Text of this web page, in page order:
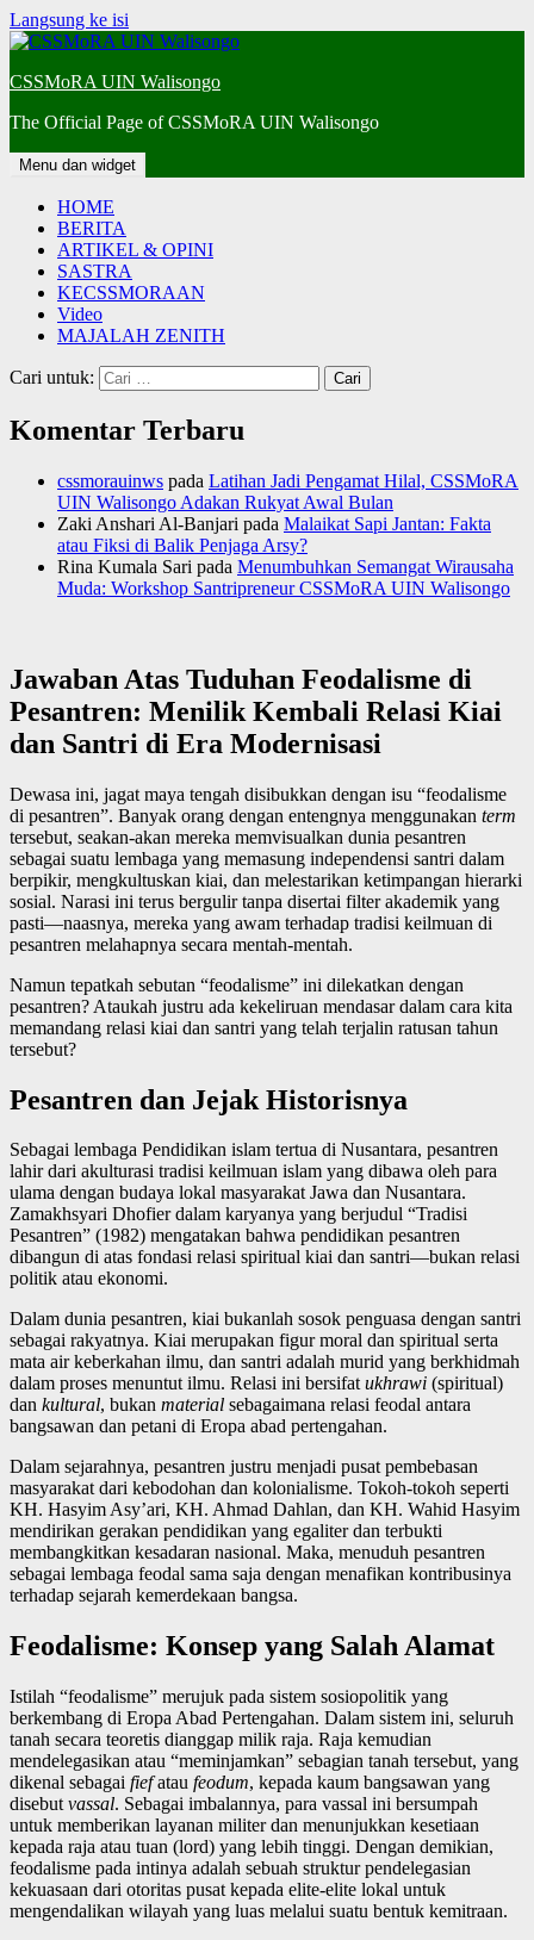
Langsung ke isi
CSSMoRA UIN Walisongo
The Official Page of CSSMoRA UIN Walisongo
Menu dan widget
HOME
BERITA
ARTIKEL & OPINI
SASTRA
KECSSMORAAN
Video
MAJALAH ZENITH
Cari untuk:
Komentar Terbaru
cssmorauinws pada Latihan Jadi Pengamat Hilal, CSSMoRA
UIN Walisongo Adakan Rukyat Awal Bulan
Zaki Anshari Al-Banjari pada Malaikat Sapi Jantan: Fakta
atau Fiksi di Balik Penjaga Arsy?
Rina Kumala Sari pada Menumbuhkan Semangat Wirausaha
Muda: Workshop Santripreneur CSSMoRA UIN Walisongo
Jawaban Atas Tuduhan Feodalisme di
Pesantren: Menilik Kembali Relasi Kiai
dan Santri di Era Modernisasi
Dewasa ini, jagat maya tengah disibukkan dengan isu “feodalisme
di pesantren”. Banyak orang dengan entengnya menggunakan term
tersebut, seakan-akan mereka memvisualkan dunia pesantren
sebagai suatu lembaga yang memasung independensi santri dalam
berpikir, mengkultuskan kiai, dan melestarikan ketimpangan hierarki
sosial. Narasi ini terus bergulir tanpa disertai filter akademik yang
pasti—naasnya, mereka yang awam terhadap tradisi keilmuan di
pesantren melahapnya secara mentah-mentah.
Namun tepatkah sebutan “feodalisme” ini dilekatkan dengan
pesantren? Ataukah justru ada kekeliruan mendasar dalam cara kita
memandang relasi kiai dan santri yang telah terjalin ratusan tahun
tersebut?
Pesantren dan Jejak Historisnya
Sebagai lembaga Pendidikan islam tertua di Nusantara, pesantren
lahir dari akulturasi tradisi keilmuan islam yang dibawa oleh para
ulama dengan budaya lokal masyarakat Jawa dan Nusantara.
Zamakhsyari Dhofier dalam karyanya yang berjudul “Tradisi
Pesantren” (1982) mengatakan bahwa pendidikan pesantren
dibangun di atas fondasi relasi spiritual kiai dan santri—bukan relasi
politik atau ekonomi.
Dalam dunia pesantren, kiai bukanlah sosok penguasa dengan santri
sebagai rakyatnya. Kiai merupakan figur moral dan spiritual serta
mata air keberkahan ilmu, dan santri adalah murid yang berkhidmah
dalam proses menuntut ilmu. Relasi ini bersifatukhrawi (spiritual)
dan kultural, bukan material sebagaimana relasi feodal antara
bangsawan dan petani di Eropa abad pertengahan.
Dalam sejarahnya, pesantren justru menjadi pusat pembebasan
masyarakat dari kebodohan dan kolonialisme. Tokoh-tokoh seperti
KH. Hasyim Asy’ari, KH. Ahmad Dahlan, dan KH. Wahid Hasyim
mendirikan gerakan pendidikan yang egaliter dan terbukti
membangkitkan kesadaran nasional. Maka, menuduh pesantren
sebagai lembaga feodal sama saja dengan menafikan kontribusinya
terhadap sejarah kemerdekaan bangsa.
Feodalisme: Konsep yang Salah Alamat
Istilah “feodalisme” merujuk pada sistem sosiopolitik yang
berkembang di Eropa Abad Pertengahan. Dalam sistem ini, seluruh
tanah secara teoretis dianggap milik raja. Raja kemudian
mendelegasikan atau “meminjamkan” sebagian tanah tersebut, yang
dikenal sebagai fiefatau feodum, kepada kaum bangsawan yang
disebut vassal. Sebagai imbalannya, para vassal ini bersumpah
untuk memberikan layanan militer dan menunjukkan kesetiaan
kepada raja atau tuan (lord) yang lebih tinggi. Dengan demikian,
feodalisme pada intinya adalah sebuah struktur pendelegasian
kekuasaan dari otoritas pusat kepada elite-elite lokal untuk
mengendalikan wilayah yang luas melalui suatu bentuk kemitraan.